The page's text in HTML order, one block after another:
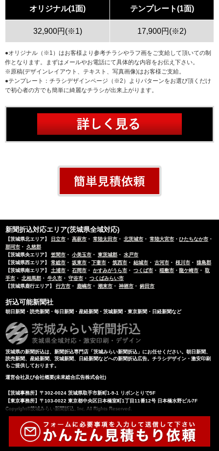
オリジナル(1面) テンプレート(1面)
32,900円(※1) 17,900円(※2)
●オリジナル（※1）はお客様より参考チラシやラフ画をご支給して頂いての制
作となります。まずはメールやお電話にて具体的な内容をお伝え下さい。
※原稿(デザインレイアウト、テキスト、写真画像)はお客様ご支給。
●テンプレート：チラシデザインページ（※2）よりパターンをお選び頂くだけ
で初心者の方でも簡単に綺麗なチラシが出来上がります。
新聞折込対応エリア(茨城県全域対応)
【茨城県北エリア】 日立市 ・高萩市 ・常陸太田市 ・北茨城市 ・常陸大宮市 ・ひたちなか市 ・
那珂市 ・久慈郡
【茨城県央エリア】笠間市 ・小美玉市 ・東茨城郡 ・水戸市
【茨城県西エリア】常総市 ・坂東市 ・下妻市 ・筑西市 ・結城市 ・古河市 ・桜川市 ・猿島郡
【茨城県南エリア】 土浦市 ・石岡市 ・かすみがうら市 ・つくば市 ・稲敷市 ・龍ケ崎市 ・取
手市 ・北相馬郡 ・牛久市 ・守谷市 ・つくばみらい市
【茨城県鹿行エリア】行方市 ・ 鹿嶋市 ・潮来市 ・神栖市 ・鉾田市
折込可能新聞社
朝日新聞・読売新聞・毎日新聞・産経新聞・茨城新聞・東京新聞・日経新聞など
茨城県の新聞折込は、新聞折込専門店「茨城みらい新聞折込」 にお任せください。朝日新聞、
読売新聞、産経新聞、茨城新聞、日経新聞などへの新聞折込広告。チラシデザイン ・激安印刷
もご提供しております。
運営会社及び会社概要(未來総合広告株式会社)
【茨城事務所】〒302-0024 茨城県取⼿市新町1-9-1 リボンとりで5F
【東京事務所】〒103-0022 東京都中央区⽇本橋室町1丁⽬11番12号 ⽇本橋⽔野ビル7F
Copyright©茨城みらい新聞折込, Inc. All Rights Reserved.